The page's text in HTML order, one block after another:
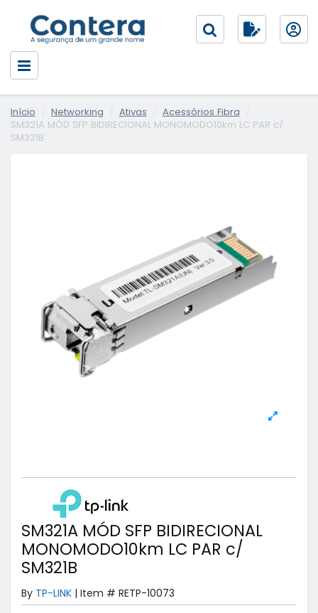
Início Networking Ativas
Acessórios Fibra
SM321A MÓD SFP BIDIRECIONAL MONOMODO10km LC PAR c/
SM321B
SM321A MÓD SFP BIDIRECIONAL
MONOMODO10km LC PAR c/
SM321B
By TP-LINK | Item # RETP-10073